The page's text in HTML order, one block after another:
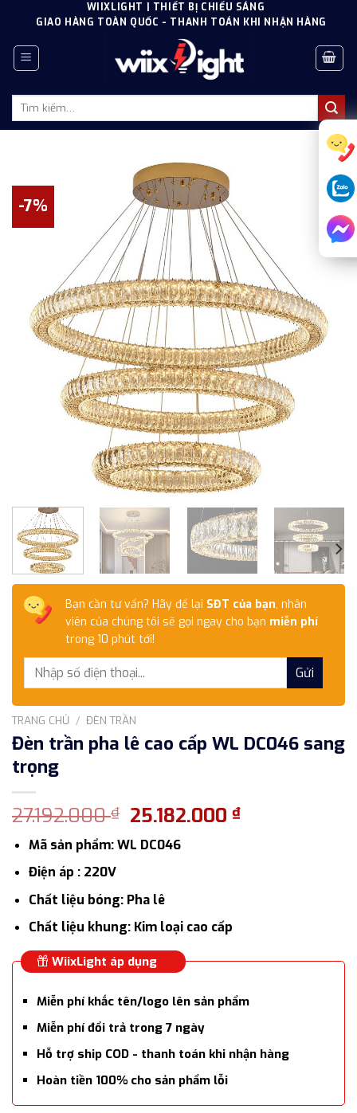
content
WIIXLIGHT | THIẾT BỊ CHIẾU SÁNG
GIAO HÀNG TOÀN QUỐC - THANH TOÁN KHI NHẬN HÀNG
Tìm
-7%
Bạn cần tư vấn? Hãy để lại SĐT của bạn, nhân
viên của chúng tôi sẽ gọi ngay cho bạn miễn phí
trong 10 phút tới!
TRANG CHỦ / ĐÈN TRẦN
Đèn trần pha lê cao cấp WL DC046 sang
trọng
27.192.000₫ Giá
gốc
là:
25.182.000₫Giá
Mã sản phẩm: WL DC046
Điện áp : 220V
Chất liệu bóng: Pha lê
Chất liệu khung: Kim loại cao cấp
WiixLight áp dụng
Miễn phí khắc tên/logo lên sản phẩm
Miễn phí đổi trả trong 7 ngày
Hỗ trợ ship COD - thanh toán khi nhận hàng
Hoàn tiền 100% cho sản phẩm lỗi